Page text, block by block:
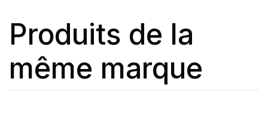
Produits de la
même marque